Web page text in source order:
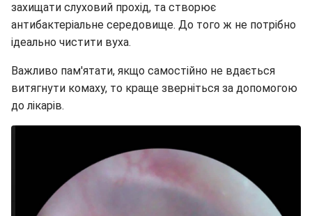
захищати слуховий прохід, та створює
антибактеріальне середовище. До того ж не потрібно
ідеально чистити вуха.
Важливо пам'ятати, якщо самостійно не вдається
витягнути комаху, то краще зверніться за допомогою
до лікарів.